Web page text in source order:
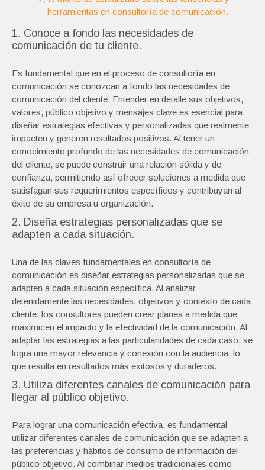
herramientas en consultoría de comunicación.
1. Conoce a fondo las necesidades de
comunicación de tu cliente.
Es fundamental que en el proceso de consultoría en
comunicación se conozcan a fondo las necesidades de
comunicación del cliente. Entender en detalle sus objetivos,
valores, público objetivo y mensajes clave es esencial para
diseñar estrategias efectivas y personalizadas que realmente
impacten y generen resultados positivos. Al tener un
conocimiento profundo de las necesidades de comunicación
del cliente, se puede construir una relación sólida y de
confianza, permitiendo así ofrecer soluciones a medida que
satisfagan sus requerimientos específicos y contribuyan al
éxito de su empresa u organización.
2. Diseña estrategias personalizadas que se
adapten a cada situación.
Una de las claves fundamentales en consultoría de
comunicación es diseñar estrategias personalizadas que se
adapten a cada situación específica. Al analizar
detenidamente las necesidades, objetivos y contexto de cada
cliente, los consultores pueden crear planes a medida que
maximicen el impacto y la efectividad de la comunicación. Al
adaptar las estrategias a las particularidades de cada caso, se
logra una mayor relevancia y conexión con la audiencia, lo
que resulta en resultados más exitosos y duraderos.
3. Utiliza diferentes canales de comunicación para
llegar al público objetivo.
Para lograr una comunicación efectiva, es fundamental
utilizar diferentes canales de comunicación que se adapten a
las preferencias y hábitos de consumo de información del
público objetivo. Al combinar medios tradicionales como